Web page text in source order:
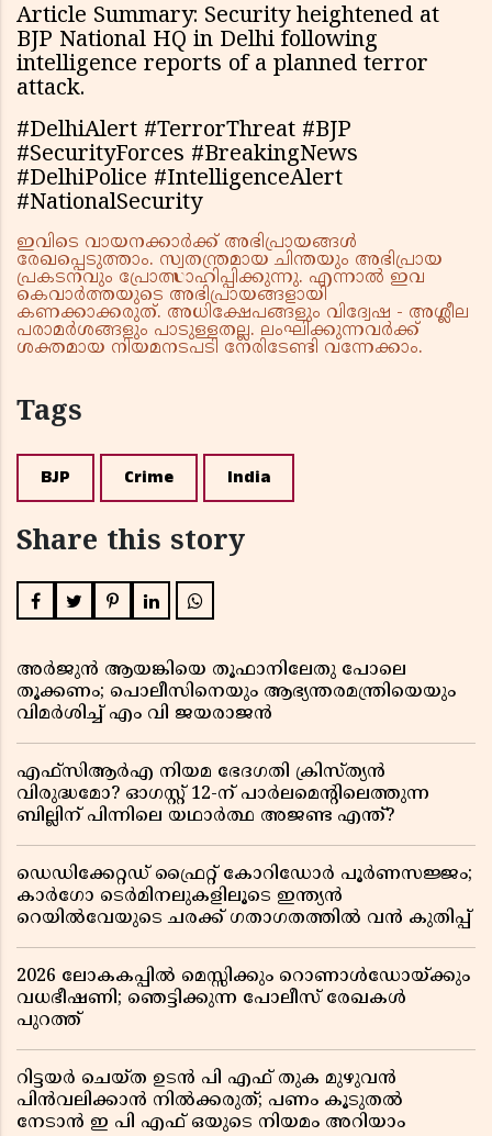
Article Summary: Security heightened at
BJP National HQ in Delhi following
intelligence reports of a planned terror
attack.
#DelhiAlert #TerrorThreat #BJP
#SecurityForces #BreakingNews
#DelhiPolice #IntelligenceAlert
#NationalSecurity
ഇവിടെ വായനക്കാർക്ക് അഭിപ്രായങ്ങൾ
രേഖപ്പെടുത്താം. സ്വതന്ത്രമായ ചിന്തയും അഭിപ്രായ
പ്രകടനവും പ്രോത്സാഹിപ്പിക്കുന്നു. എന്നാൽ ഇവ
കെവാർത്തയുടെ അഭിപ്രായങ്ങളായി
കണക്കാക്കരുത്. അധിക്ഷേപങ്ങളും വിദ്വേഷ - അശ്ലീല
പരാമർശങ്ങളും പാടുള്ളതല്ല. ലംഘിക്കുന്നവർക്ക്
ശക്തമായ നിയമനടപടി നേരിടേണ്ടി വന്നേക്കാം.
Tags
BJP Crime India
Share this story
അർജുൻ ആയങ്കിയെ തൂഫാനിലേതു പോലെ
തൂക്കണം; പൊലീസിനെയും ആഭ്യന്തരമന്ത്രിയെയും
വിമർശിച്ച് എം വി ജയരാജൻ
എഫ്സിആർഎ നിയമ ഭേദഗതി ക്രിസ്ത്യൻ
വിരുദ്ധമോ? ഓഗസ്റ്റ് 12-ന് പാർലമെന്റിലെത്തുന്ന
ബില്ലിന് പിന്നിലെ യഥാർത്ഥ അജണ്ട എന്ത്?
ഡെഡിക്കേറ്റഡ് ഫ്രൈറ്റ് കോറിഡോർ പൂർണസജ്ജം;
കാർഗോ ടെർമിനലുകളിലൂടെ ഇന്ത്യൻ
റെയിൽവേയുടെ ചരക്ക് ഗതാഗതത്തിൽ വൻ കുതിപ്പ്
2026 ലോകകപ്പിൽ മെസ്സിക്കും റൊണാൾഡോയ്ക്കും
വധഭീഷണി; ഞെട്ടിക്കുന്ന പോലീസ് രേഖകൾ
പുറത്ത്
റിട്ടയർ ചെയ്ത ഉടൻ പി എഫ് തുക മുഴുവൻ
പിൻവലിക്കാൻ നിൽക്കരുത്; പണം കൂടുതൽ
നേടാൻ ഇ പി എഫ് ഒയുടെ നിയമം അറിയാം